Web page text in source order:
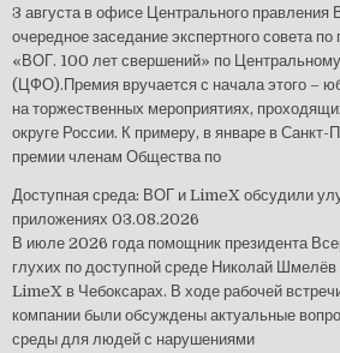
3 августа в офисе Центрального правления
очередное заседание экспертного совета
«ВОГ. 100 лет свершений» по
(ЦФО).Премия вручается с начала этого –
на торжественных мероприятиях,
округе России. К примеру, в январе в Санкт-
премии членам Общества по
Доступная среда: ВОГ и LimeX обсудили
приложениях 03.08.2026
В июле 2026 года помощник президента
глухих по доступной среде Николай
LimeX в Чебоксарах. В ходе рабочей
компании были обсуждены актуальные
среды для людей с нарушениями